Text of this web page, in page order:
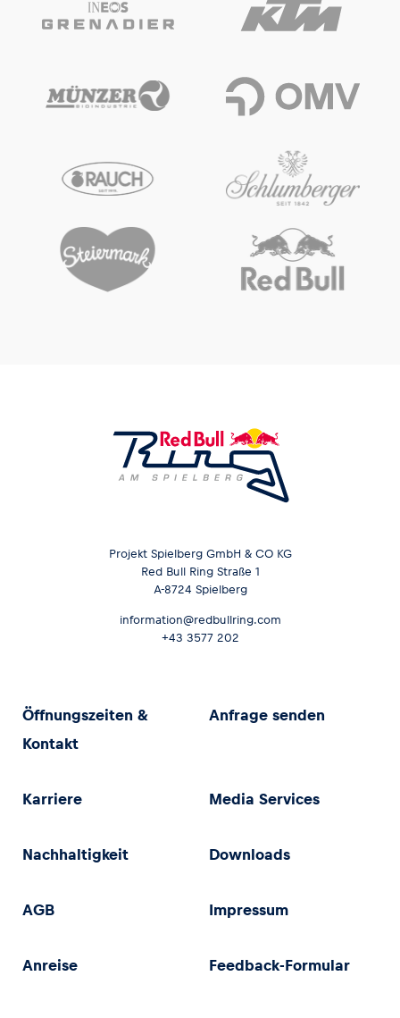
Business
Alle anzeigen
Glossar
Alle anzeigen
Projekt Spielberg GmbH & CO KG
Red Bull Ring Straße 1
A-8724 Spielberg
information@redbullring.com
+43 3577 202
Öffnungszeiten &
Kontakt
Anfrage senden
Karriere Media Services
Nachhaltigkeit Downloads
AGB Impressum
Anreise Feedback-Formular